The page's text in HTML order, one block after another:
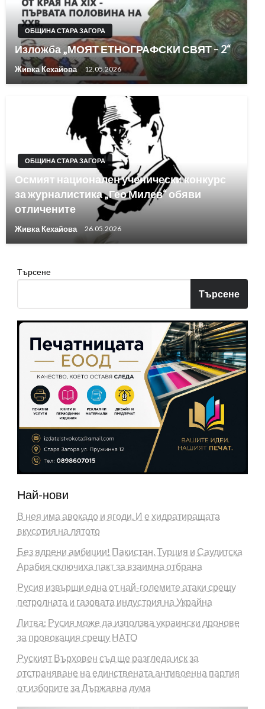
ОБЩИНА СТАРА ЗАГОРА
Изложба „МОЯТ ЕТНОГРАФСКИ СВЯТ – 2“
Живка Кехайова 12.05.2026
ОБЩИНА СТАРА ЗАГОРА
Осмият национален ученически конкурс
за журналистика „Гео Милев“ обяви
отличените
Живка Кехайова 26.05.2026
Търсене
Търсене
Най-нови
В нея има авокадо и ягоди. И е хидратиращата
вкусотия на лятото
Без ядрени амбиции! Пакистан, Турция и Саудитска
Арабия сключиха пакт за взаимна отбрана
Русия извърши една от най-големите атаки срещу
петролната и газовата индустрия на Украйна
Литва: Русия може да използва украински дронове
за провокация срещу НАТО
Руският Върховен съд ще разгледа иск за
отстраняване на единствената антивоенна партия
от изборите за Държавна дума